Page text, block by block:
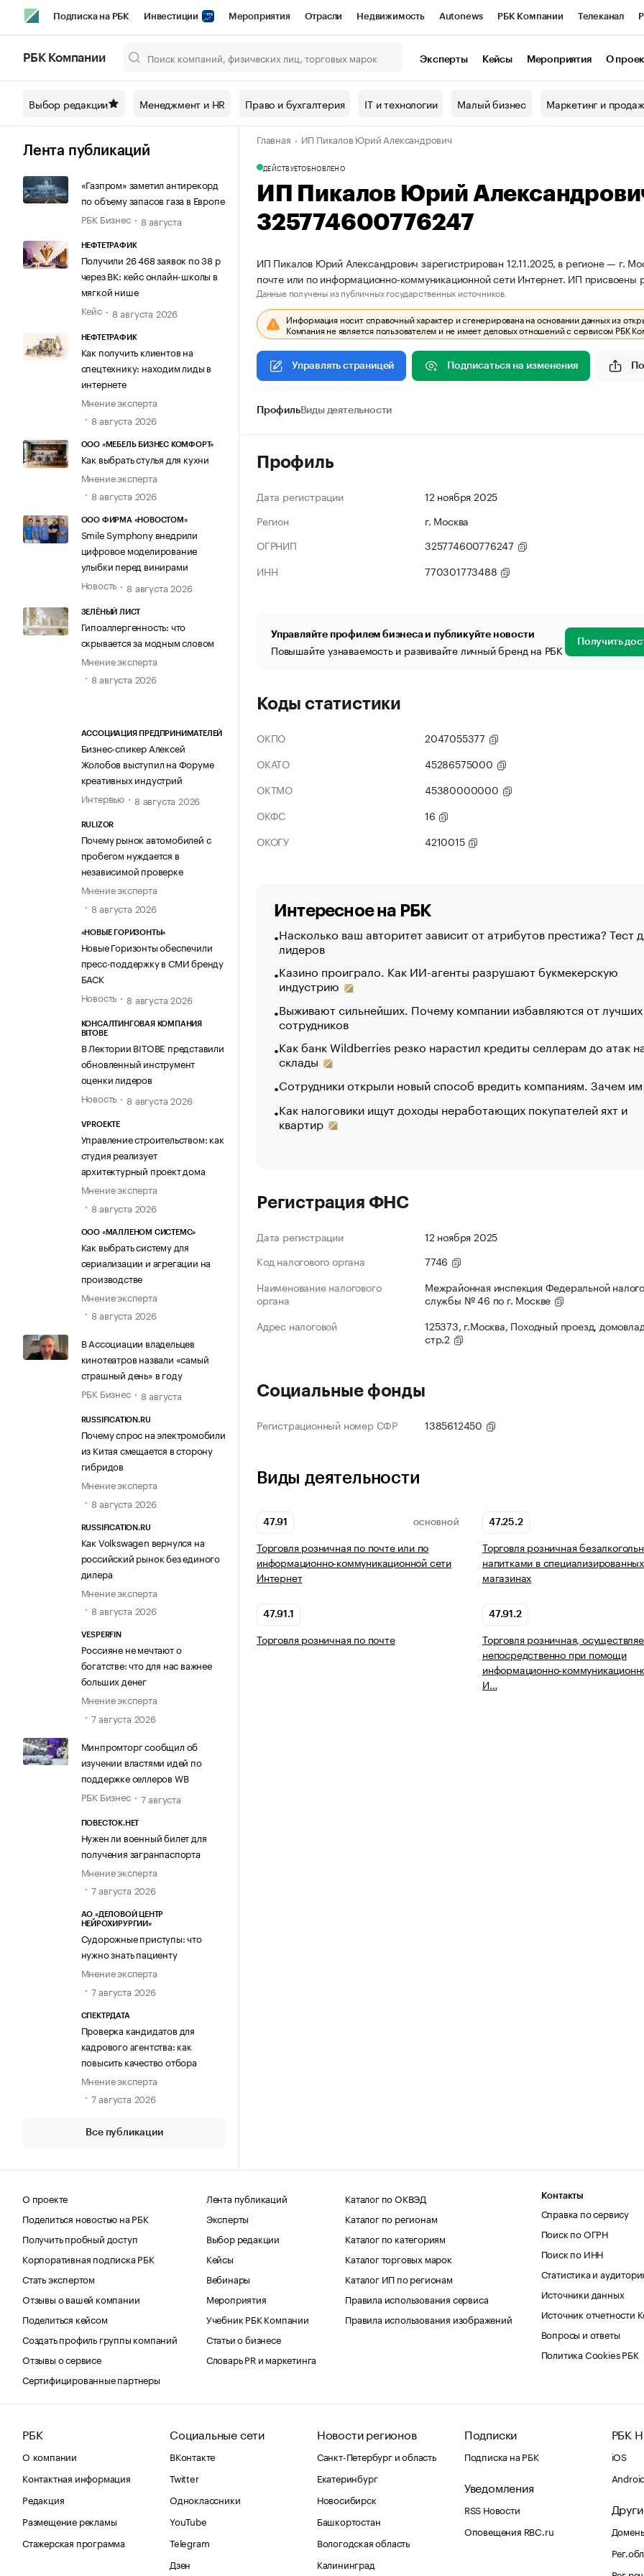
Подписка на РБК Инвестиции Мероприятия Отрасли Недвижимость Autonews РБК Компании Телеканал
Спецпроекты СПб Конференции СПб Спецпроекты Проверка контрагентов
Технологии и медиа Рынок наличной валюты
РБК Компании Эксперты Кейсы Мероприятия О
Выбор редакции Менеджмент и HR Право и бухгалтерия IT и технологии Малый бизнес Маркетинг и
Лента публикаций
«Газпром» заметил антирекорд
по объему запасов газа в Европе
РБК Бизнес
8 августа
НЕФТЕТРАФИК
Получили 26 468 заявок по 38 р
через ВК: кейс онлайн-школы в
мягкой нише
Кейс
8 августа 2026
НЕФТЕТРАФИК
Как получить клиентов на
спецтехнику: находим лиды в
интернете
Мнение эксперта
8 августа 2026
ООО «МЕБЕЛЬ БИЗНЕС КОМФОРТ»
Как выбрать стулья для кухни
Мнение эксперта
8 августа 2026
ООО ФИРМА «НОВОСТОМ»
Smile Symphony внедрили
цифровое моделирование
улыбки перед винирами
Новость
8 августа 2026
ЗЕЛЁНЫЙ ЛИСТ
Гипоаллергенность: что
скрывается за модным словом
Мнение эксперта
8 августа 2026
АССОЦИАЦИЯ ПРЕДПРИНИМАТЕЛЕЙ
Бизнес-спикер Алексей
Жолобов выступил на Форуме
креативных индустрий
Интервью
8 августа 2026
RULIZOR
Почему рынок автомобилей с
пробегом нуждается в
независимой проверке
Мнение эксперта
8 августа 2026
«НОВЫЕ ГОРИЗОНТЫ»
Новые Горизонты обеспечили
пресс-поддержку в СМИ бренду
БАСК
Новость
8 августа 2026
КОНСАЛТИНГОВАЯ КОМПАНИЯ
BITOBE
В Лектории BITOBE представили
обновленный инструмент
оценки лидеров
Новость
8 августа 2026
VPROEKTE
Управление строительством: как
студия реализует
архитектурный проект дома
Мнение эксперта
8 августа 2026
ООО «МАЛЛЕНОМ СИСТЕМС»
Как выбрать систему для
сериализации и агрегации на
производстве
Мнение эксперта
8 августа 2026
В Ассоциации владельцев
кинотеатров назвали «самый
страшный день» в году
РБК Бизнес
8 августа
RUSSIFICATION.RU
Почему спрос на электромобили
из Китая смещается в сторону
гибридов
Мнение эксперта
8 августа 2026
RUSSIFICATION.RU
Как Volkswagen вернулся на
российский рынок без единого
дилера
Мнение эксперта
8 августа 2026
VESPERFIN
Россияне не мечтают о
богатстве: что для нас важнее
больших денег
Мнение эксперта
7 августа 2026
Минпромторг сообщил об
изучении властями идей по
поддержке селлеров WB
РБК Бизнес
7 августа
ПОВЕСТОК.НЕТ
Нужен ли военный билет для
получения загранпаспорта
Мнение эксперта
7 августа 2026
АО «ДЕЛОВОЙ ЦЕНТР
НЕЙРОХИРУРГИИ»
Судорожные приступы: что
нужно знать пациенту
Мнение эксперта
7 августа 2026
СПЕКТРДАТА
Проверка кандидатов для
кадрового агентства: как
повысить качество отбора
Мнение эксперта
7 августа 2026
Все публикации
Главная ИП Пикалов Юрий Александрович
ДЕЙСТВУЕТОБНОВЛЕНО
ИП Пикалов Юрий
325774600776247
ИП Пикалов Юрий Александрович зарегистрирован 12.11.2025, в регионе — г.
почте или по информационно-коммуникационной сети Интернет. ИП
Данные получены из публичных государственных источников.
Информация носит справочный характер и сгенерирована на основании данных из
Компания не является пользователем и не имеет деловых отношений с сервисом РБК
Управлять страницей Подписаться на изменения
ПрофильВиды деятельности
Профиль
Дата регистрации
12 ноября 2025
Регион
г. Москва
ОГРНИП
325774600776247
ИНН
770301773488
Управляйте профилем бизнеса и публикуйте новости
Повышайте узнаваемость и развивайте личный бренд на РБК Получить
Коды статистики
ОКПО
2047055377
ОКАТО
45286575000
ОКТМО
45380000000
ОКФС
16
ОКОГУ
4210015
Интересное на РБК
Насколько ваш авторитет зависит от атрибутов престижа? Тест
лидеров
Казино проиграло. Как ИИ-агенты разрушают букмекерскую
индустрию
Выживают сильнейших. Почему компании избавляются от лучших
сотрудников
Как банк Wildberries резко нарастил кредиты селлерам до атак
склады
Сотрудники открыли новый способ вредить компаниям. Зачем
Как налоговики ищут доходы неработающих покупателей яхт и
квартир
Регистрация ФНС
Дата регистрации
12 ноября 2025
Код налогового органа
7746
Наименование налогового
органа
Межрайонная инспекция Федеральной
службы № 46 по г. Москве
Адрес налоговой
125373, г.Москва, Походный проезд,
стр.2
Социальные фонды
Регистрационный номер СФР 1385612450
Виды деятельности
47.91 ОСНОВНОЙ
Торговля розничная по почте или по
информационно-коммуникационной сети
Интернет
47.25.2
Торговля розничная
напитками в специализированных
магазинах
47.91.1
Торговля розничная по почте
47.91.2
Торговля розничная,
непосредственно при помощи
информационно-
И…
О проекте
Поделиться новостью на РБК
Получить пробный доступ
Корпоративная подписка РБК
Стать экспертом
Отзывы о вашей компании
Поделиться кейсом
Создать профиль группы компаний
Отзывы о сервисе
Сертифицированные партнеры
Лента публикаций
Эксперты
Выбор редакции
Кейсы
Вебинары
Мероприятия
Учебник РБК Компании
Статьи о бизнесе
Словарь PR и маркетинга
Каталог по ОКВЭД
Каталог по регионам
Каталог по категориям
Каталог торговых марок
Каталог ИП по регионам
Правила использования сервиса
Правила использования изображений
Контакты
Справка по сервису
Поиск по ОГРН
Поиск по ИНН
Статистика и
Источники данных
Источник отчетности
Вопросы и ответы
Политика Cookies РБК
РБК
О компании
Контактная информация
Редакция
Размещение рекламы
Стажерская программа
Социальные сети
ВКонтакте
Twitter
Одноклассники
YouTube
Telegram
Дзен
Новости регионов
Санкт-Петербург и область
Екатеринбург
Новосибирск
Башкортостан
Вологодская область
Калининград
Подписки
Подписка на РБК
Уведомления
RSS Новости
Оповещения RBC.ru
РБК
iOS